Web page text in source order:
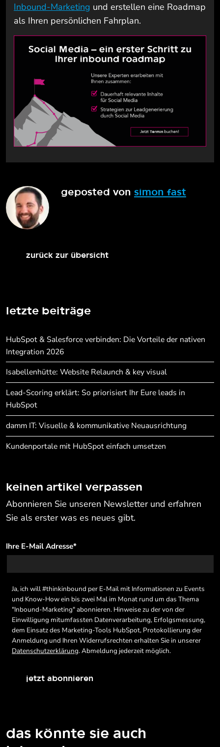
Inbound-Marketing und erstellen eine Roadmap
als Ihren persönlichen Fahrplan.
geposted von simon fast
zurück zur übersicht
letzte beiträge
HubSpot & Salesforce verbinden: Die Vorteile der nativen
Integration 2026
Isabellenhütte: Website Relaunch & key visual
Lead-Scoring erklärt: So priorisiert Ihr Eure leads in
HubSpot
damm IT: Visuelle & kommunikative Neuausrichtung
Kundenportale mit HubSpot einfach umsetzen
keinen artikel verpassen
Abonnieren Sie unseren Newsletter und erfahren
Sie als erster was es neues gibt.
Ihre E-Mail Adresse*
Ja, ich will #thinkinbound per E-Mail mit Informationen zu Events
und Know-How ein bis zwei Mal im Monat rund um das Thema
"Inbound-Marketing" abonnieren. Hinweise zu der von der
Einwilligung mitumfassten Datenverarbeitung, Erfolgsmessung,
dem Einsatz des Marketing-Tools HubSpot, Protokollierung der
Anmeldung und Ihren Widerrufsrechten erhalten Sie in unserer
Datenschutzerklärung. Abmeldung jederzeit möglich.
jetzt abonnieren
das könnte sie auch